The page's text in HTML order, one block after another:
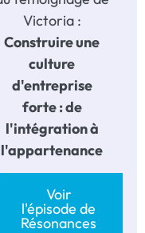
Victoria :
Construire une
culture
d'entreprise
forte : de
l'intégration à
l'appartenance
Voir
l'épisode de
Résonances